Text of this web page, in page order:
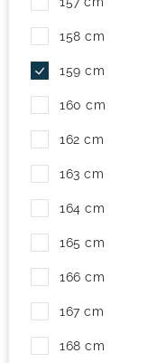
158 cm
159 cm
160 cm
162 cm
163 cm
164 cm
165 cm
166 cm
167 cm
168 cm